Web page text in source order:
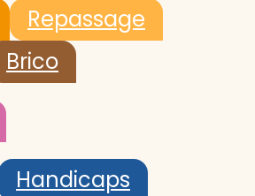
Repassage
Brico
Handicaps